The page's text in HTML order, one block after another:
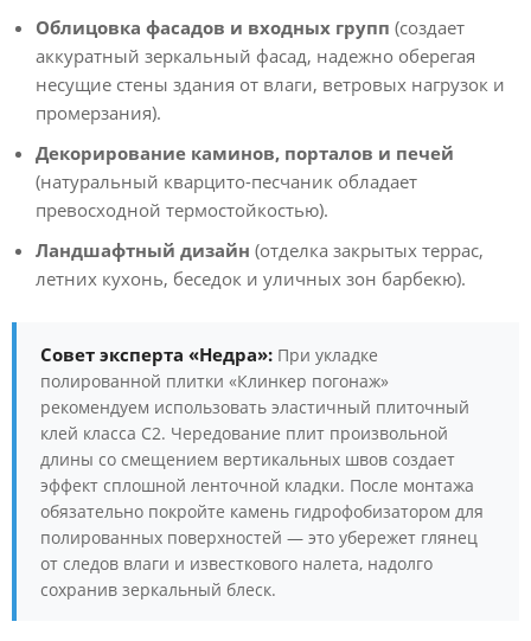
Облицовка фасадов и входных групп (создает
аккуратный зеркальный фасад, надежно оберегая
несущие стены здания от влаги, ветровых нагрузок и
промерзания).
Декорирование каминов, порталов и печей
(натуральный кварцито-песчаник обладает
превосходной термостойкостью).
Ландшафтный дизайн (отделка закрытых террас,
летних кухонь, беседок и уличных зон барбекю).
Совет эксперта «Недра»: При укладке
полированной плитки «Клинкер погонаж»
рекомендуем использовать эластичный плиточный
клей класса C2. Чередование плит произвольной
длины со смещением вертикальных швов создает
эффект сплошной ленточной кладки. После монтажа
обязательно покройте камень гидрофобизатором для
полированных поверхностей — это убережет глянец
от следов влаги и известкового налета, надолго
сохранив зеркальный блеск.